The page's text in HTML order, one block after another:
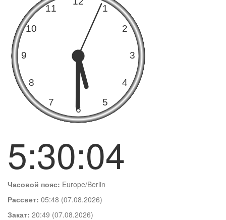
5:30:04
Часовой пояс: Europe/Berlin
Рассвет: 05:48 (07.08.2026)
Закат: 20:49 (07.08.2026)